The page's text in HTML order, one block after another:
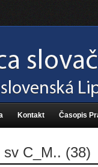
Kontakt Časopis
sv C_M.. (38)